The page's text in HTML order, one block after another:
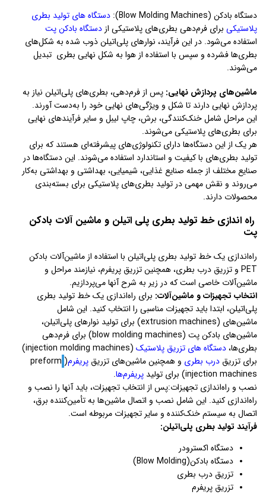
دستگاه بادکن (Blow Molding Machines):
دستگاه های تولید بطری
پلاستیکی برای فرم‌دهی بطری‌های پلاستیکی از دستگاه بادکن پت
استفاده می‌شود. در این فرآیند، نوارهای پلی‌اتیلن ذوب شده به شکل‌های
بطری‌ها فشرده و سپس با استفاده از هوا به شکل نهایی بطری‌ تبدیل
می‌شوند.
ماشین‌های پردازش نهایی: پس از فرم‌دهی، بطری‌های پلی‌اتیلن نیاز به
پردازش نهایی دارند تا شکل و ویژگی‌های نهایی خود را به‌دست آورند.
این مراحل شامل خنک‌کنندگی، برش، چاپ لیبل و سایر فرآیندهای نهایی
برای بطری‌های پلاستیکی می‌شوند.
هر یک از این دستگاه‌ها دارای تکنولوژی‌های پیشرفته‌ای هستند که برای
تولید بطری‌های با کیفیت و استاندارد استفاده می‌شوند. این دستگاه‌ها در
صنایع مختلف از جمله صنایع غذایی، شیمیایی، بهداشتی و بهداشتی به‌کار
می‌روند و نقش مهمی در تولید بطری‌های پلاستیکی برای بسته‌بندی
محصولات دارند.
راه اندازی خط تولید بطری پلی اتیلن و ماشین آلات بادکن
پت
راه‌اندازی یک خط تولید بطری پلی‌اتیلن با استفاده از ماشین‌آلات بادکن
PET و تزریق درب بطری، همچنین تزریق پریفرم، نیازمند مراحل و
ماشین‌آلات خاصی است که در زیر به شرح آنها می‌پردازیم.
انتخاب تجهیزات و ماشین‌آلات: برای راه‌اندازی یک خط تولید بطری
پلی‌اتیلن، ابتدا باید تجهیزات مناسبی را انتخاب کنید. این شامل
ماشین‌های (extrusion machines) برای تولید نوارهای پلی‌اتیلن،
ماشین‌های بادکن پت (blow molding machines) برای فرم‌دهی
بطری‌ها،دستگاه های تزریق پلاستیک
(injection molding machines)
برای تزریق درب بطری و همچنین ماشین‌های تزریق پریفرم(
preform
injection machines) برای تولید
پریفرم‌ها.
نصب و راه‌اندازی تجهیزات:پس از انتخاب تجهیزات، باید آنها را نصب و
راه‌اندازی کنید. این شامل نصب و اتصال ماشین‌ها به تأمین‌کننده برق،
اتصال به سیستم خنک‌کننده و سایر تجهیزات مربوطه است.
فرآیند تولید بطری پلی‌اتیلن:
دستگاه اکسترودر
دستگاه بادکن(Blow Molding)
تزریق درب بطری
تزریق پریفرم